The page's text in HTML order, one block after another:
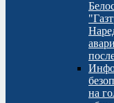
на